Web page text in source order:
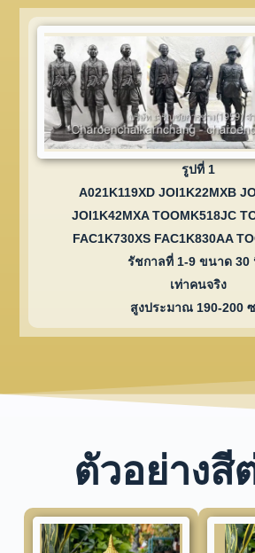
รูปที่ 1
A021K119XD JOI1K22MXB
JOI1K42MXA TOOMK518JC
FAC1K730XS FAC1K830AA
รัชกาลที่ 1-9 ขนาด 30
เท่าคนจริง
สูงประมาณ 190-200
ตัวอย่างสี